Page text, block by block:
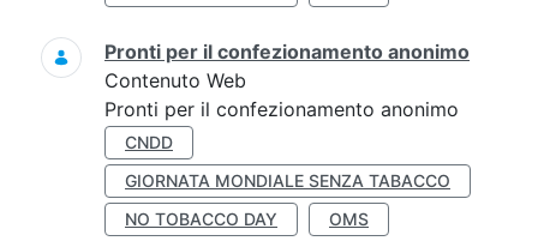
Pronti per il confezionamento anonimo
Contenuto Web
Pronti per il confezionamento anonimo
CNDD
GIORNATA MONDIALE SENZA TABACCO
NO TOBACCO DAY
OMS